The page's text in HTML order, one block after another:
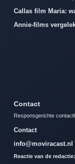
Callas film Maria:
Annie-films
Contact
Responsgerichte
Contact
info@moviracast.nl
Reactie van de